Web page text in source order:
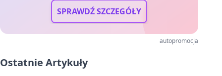
SPRAWDŹ SZCZEGÓŁY
autopromocja
Ostatnie Artykuły